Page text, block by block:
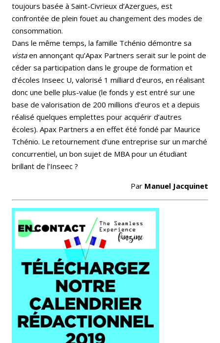
toujours basée à Saint-Civrieux d’Azergues, est
confrontée de plein fouet au changement des modes de
consommation.
Dans le même temps, la famille Tchénio démontre sa
vistaen annonçant qu’Apax Partners serait sur le point de
céder sa participation dans le groupe de formation et
d’écoles Inseec U, valorisé 1 milliard d’euros, en réalisant
donc une belle plus-value (le fonds y est entré sur une
base de valorisation de 200 millions d’euros et a depuis
réalisé quelques emplettes pour acquérir d’autres
écoles). Apax Partners a en effet été fondé par Maurice
Tchénio. Le retournement d’une entreprise sur un marché
concurrentiel, un bon sujet de MBA pour un étudiant
brillant de l’Inseec ?
Par Manuel Jacquinet